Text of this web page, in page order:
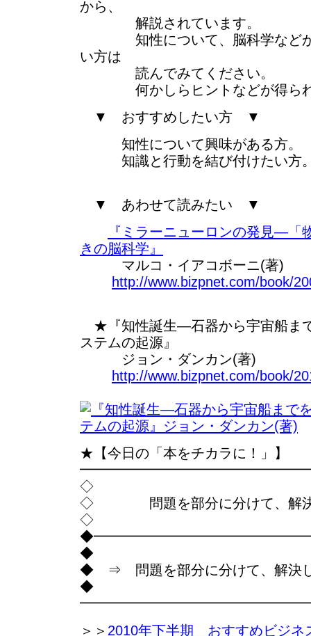
から、
解説されています。
知性について、脳科学などか
い方は
読んでみてください。
何かしらヒントなどが得られ
▼ おすすめしたい方 ▼
知性について興味がある方。
知識と行動を結び付けたい方
▼ あわせて読みたい ▼
『ミラーニューロンの発見―「
きの脳科学』
マルコ・イアコボーニ(著)
http://www.bizpnet.com/book/
★『知性誕生―石器から宇宙船ま
ステムの起源』
ジョン・ダンカン(著)
http://www.bizpnet.com/book/
★【今日の「本をチカラに！」】
◇
◇ 問題を部分に分けて、解決
◇
◆
◆ ⇒ 問題を部分に分けて、解決
◆
＞＞ 2010年下半期 おすすめビジネ